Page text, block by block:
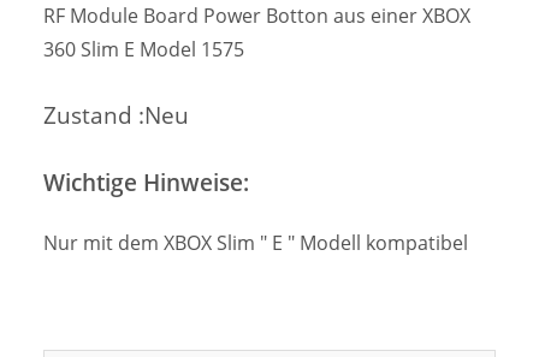
RF Module Board Power Botton aus einer XBOX
360 Slim E Model 1575
Zustand :Neu
Wichtige Hinweise:
Nur mit dem XBOX Slim " E " Modell kompatibel